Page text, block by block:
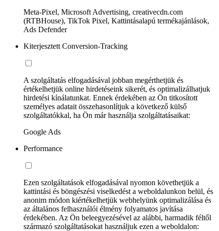
Meta-Pixel, Microsoft Advertising, creativecdn.com
(RTBHouse), TikTok Pixel, Kattintásalapú termékajánlások,
Ads Defender
Kiterjesztett Conversion-Tracking
A szolgáltatás elfogadásával jobban megérthetjük és
értékelhetjük online hirdetéseink sikerét, és optimalizálhatjuk
hirdetési kínálatunkat. Ennek érdekében az Ön titkosított
személyes adatait összehasonlítjuk a következő külső
szolgáltatókkal, ha Ön már használja szolgáltatásaikat:
Google Ads
Performance
Ezen szolgáltatások elfogadásával nyomon követhetjük a
kattintási és böngészési viselkedést a weboldalunkon belül, és
anonim módon kiértékelhetjük webhelyünk optimalizálása és
az általános felhasználói élmény folyamatos javítása
érdekében. Az Ön beleegyezésével az alábbi, harmadik féltől
származó szolgáltatásokat használjuk ezen a weboldalon: